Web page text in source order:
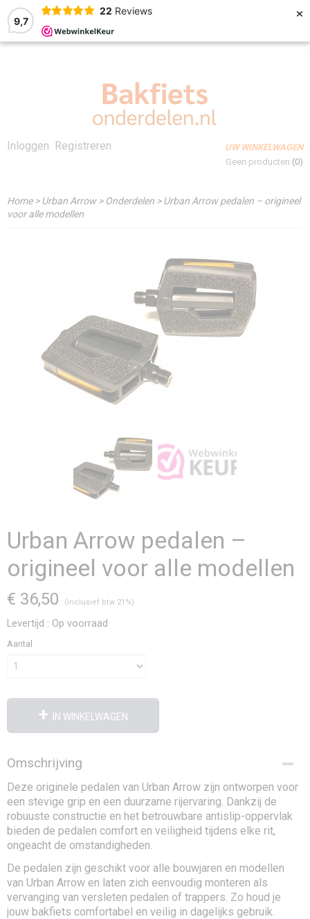
9,7
22 Reviews ×
Inloggen Registreren
UW WINKELWAGEN
Geen producten (0)
Home>Urban Arrow> Onderdelen >Urban Arrow pedalen – origineel
voor alle modellen
Urban Arrow pedalen –
origineel voor alle modellen
€ 36,50 (inclusief btw 21%)
Levertijd : Op voorraad
Aantal
IN WINKELWAGEN
Omschrijving
Deze originele pedalen van Urban Arrow zijn ontworpen voor
een stevige grip en een duurzame rijervaring. Dankzij de
robuuste constructie en het betrouwbare antislip-oppervlak
bieden de pedalen comfort en veiligheid tijdens elke rit,
ongeacht de omstandigheden.
De pedalen zijn geschikt voor alle bouwjaren en modellen
van Urban Arrow en laten zich eenvoudig monteren als
vervanging van versleten pedalen of trappers. Zo houd je
jouw bakfiets comfortabel en veilig in dagelijks gebruik.